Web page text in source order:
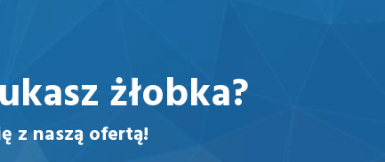
żłobka?
z naszą ofertą!